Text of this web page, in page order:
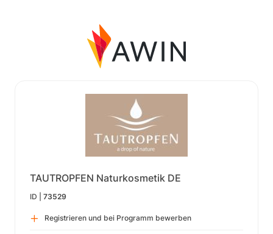
TAUTROPFEN Naturkosmetik DE
ID | 73529
Registrieren und bei Programm bewerben